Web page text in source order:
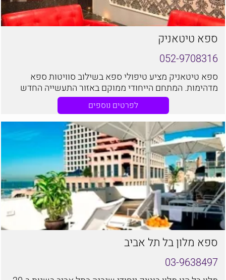
ספא טיטאניק
052-9708316
ספא טיטאניק מציע טיפולי ספא בשילוב סוויטות ספא
מדהימות. המתחם הייחודי ממוקם באזור התעשייה החדש
של ראשון לציון, מיקום נוח ופרטי
לפרטים נוספים
ספא מלון בל תל אביב
03-9638497